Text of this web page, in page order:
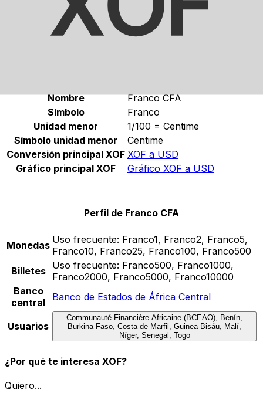
Selecciona una divisa
Franco CFA Continuar
Nombre
Franco CFA
Símbolo
Franco
Unidad menor
1/100 = Centime
Símbolo unidad menor
Centime
Conversión principal XOF XOF a USD
Gráfico principal XOF
Gráfico XOF a USD
Perfil de Franco CFA
Monedas Uso frecuente: Franco1, Franco2, Franco5,
Franco10, Franco25, Franco100, Franco500
Billetes
Uso frecuente: Franco500, Franco1000,
Franco2000, Franco5000, Franco10000
Banco
central
Banco de Estados de África Central
Usuarios
Communauté Financière Africaine (BCEAO), Benín,
Burkina Faso, Costa de Marfil, Guinea-Bisáu, Malí,
Níger, Senegal, Togo
¿Por qué te interesa XOF?
Quiero...